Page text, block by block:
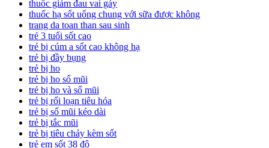
thuốc giảm đau vai gáy
thuốc hạ sốt uống chung với sữa được không
trang da toan than sau sinh
trẻ 3 tuổi sốt cao
trẻ bị cúm a sốt cao không hạ
trẻ bị đầy bụng
trẻ bị ho
trẻ bị ho sổ mũi
trẻ bị ho và sổ mũi
trẻ bị rối loạn tiêu hóa
trẻ bị sổ mũi kéo dài
trẻ bị tắc mũi
trẻ bị tiêu chảy kèm sốt
trẻ em sốt 38 độ